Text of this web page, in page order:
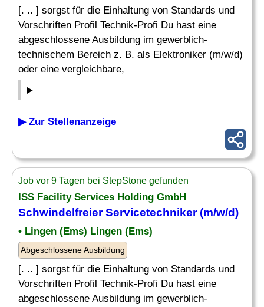
[. .. ] sorgst für die Einhaltung von Standards und
Vorschriften Profil Technik-Profi Du hast eine
abgeschlossene Ausbildung im gewerblich-
technischem Bereich z. B. als Elektroniker (m/w/d)
oder eine vergleichbare,
▶ Zur Stellenanzeige
Job vor 9 Tagen bei StepStone gefunden
ISS Facility Services Holding GmbH
Schwindelfreier Servicetechniker (m/w/d)
• Lingen (Ems) Lingen (Ems)
Abgeschlossene Ausbildung
[. .. ] sorgst für die Einhaltung von Standards und
Vorschriften Profil Technik-Profi Du hast eine
abgeschlossene Ausbildung im gewerblich-